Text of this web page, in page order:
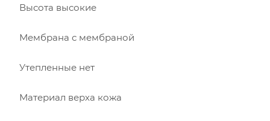
Высота высокие
Мембрана с мембраной
Утепленные нет
Материал верха кожа